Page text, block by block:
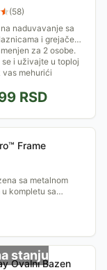
HMC 013
(58)
naduvavanje sa
i grejačem
za 2 osobe.
se i uživajte u toploj
vas mehurići
RSD
Frame
sa metalnom
kompletu sa
stanju
Ovalni Bazen